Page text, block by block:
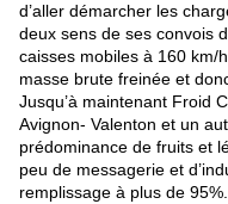
d’aller démarcher les
deux sens de ses convois
caisses mobiles à 160 km/
masse brute freinée et
Jusqu’à maintenant Froid
Avignon- Valenton et un
prédominance de fruits et
peu de messagerie et
remplissage à plus de